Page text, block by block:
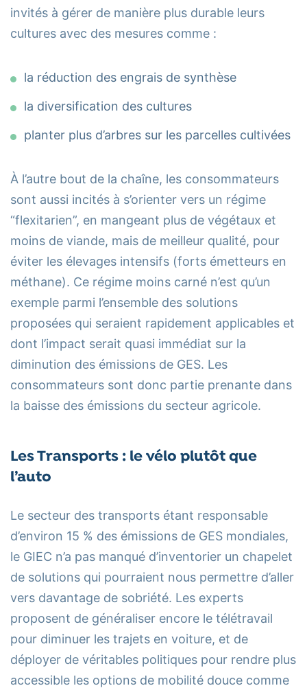
invités à gérer de manière plus durable leurs
cultures avec des mesures comme :
la réduction des engrais de synthèse
la diversification des cultures
planter plus d’arbres sur les parcelles cultivées
À l’autre bout de la chaîne, les consommateurs
sont aussi incités à s’orienter vers un régime
“flexitarien”, en mangeant plus de végétaux et
moins de viande, mais de meilleur qualité, pour
éviter les élevages intensifs (forts émetteurs en
méthane). Ce régime moins carné n’est qu’un
exemple parmi l’ensemble des solutions
proposées qui seraient rapidement applicables et
dont l’impact serait quasi immédiat sur la
diminution des émissions de GES. Les
consommateurs sont donc partie prenante dans
la baisse des émissions du secteur agricole.
Les Transports : le vélo plutôt que
l’auto
Le secteur des transports étant responsable
d’environ 15 % des émissions de GES mondiales,
le GIEC n’a pas manqué d’inventorier un chapelet
de solutions qui pourraient nous permettre d’aller
vers davantage de sobriété. Les experts
proposent de généraliser encore le télétravail
pour diminuer les trajets en voiture, et de
déployer de véritables politiques pour rendre plus
accessible les options de mobilité douce comme